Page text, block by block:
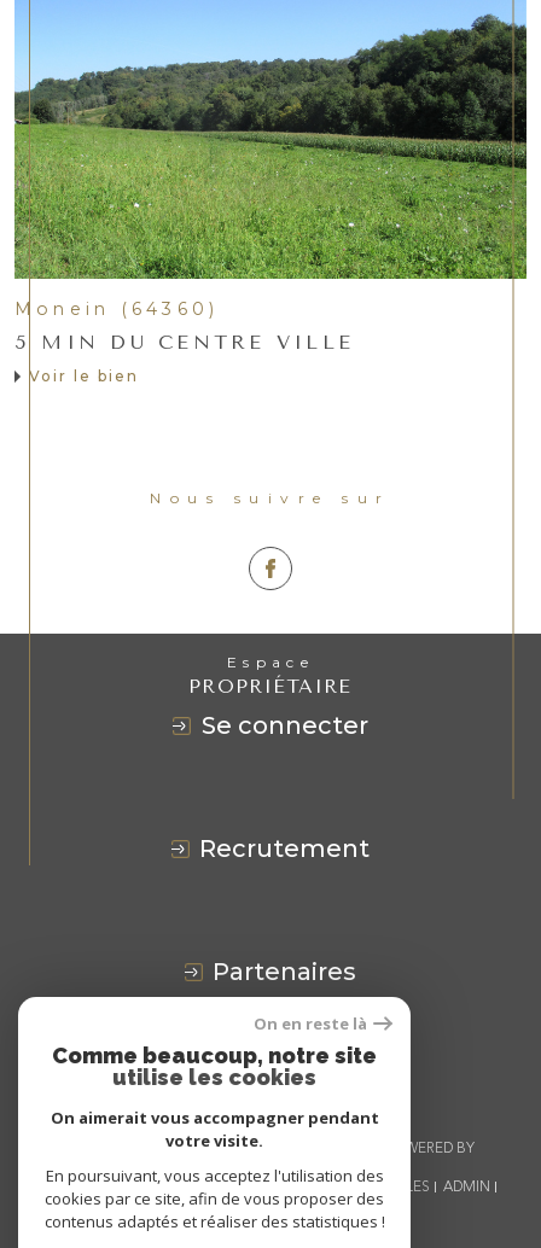
Monein (64360)
5 MIN DU CENTRE VILLE
Voir le bien
Nous suivre sur
Espace
PROPRIÉTAIRE
se connecter
recrutement
partenaires
Avis
CLIENTS
© 2026 | TOUS DROITS RÉSERVÉS | TRADUCTION POWERED BY
GOOGLE |
NOS HONORAIRES
PLAN DU SITE MENTIONS LÉGALES
ADMIN
NOS LIENS
POLITIQUE RGPD COOKIES
On en reste là
Comme beaucoup, notre site
utilise les cookies
On aimerait vous accompagner pendant
votre visite.
En poursuivant, vous acceptez l'utilisation des
cookies par ce site, afin de vous proposer des
contenus adaptés et réaliser des statistiques !